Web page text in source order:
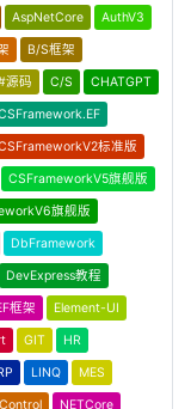
AspNetCore AuthV3
B/S框架
源码 C/S CHATGPT
标准版
CSFrameworkV5旗舰版
旗舰版
DbFramework
DevExpress教程
框架 Element-UI
GIT HR
LINQ MES
NETCore